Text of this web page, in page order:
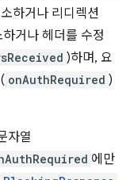
하거나 리디렉션
거나 헤더를 수정
)하며, 요
onAuthRequired )
자열
에만